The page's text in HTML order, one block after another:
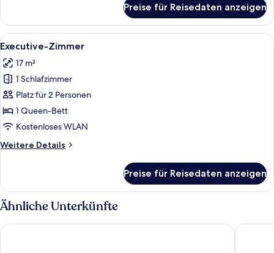
Einzelzimmer
Preise für Reisedaten anzeigen
Alle
Fotos
für
Executive-
Zimmer
anzeigen
Ein Hotelzimmer mit Bett,
4
Executive-Zimmer
17 m²
1 Schlafzimmer
Platz für 2 Personen
1 Queen-Bett
Kostenloses WLAN
Weitere Details
Weitere
Zimmer
Preise für Reisedaten anzeigen
Ähnliche Unterkünfte
Eurostars Porto Douro Hotel